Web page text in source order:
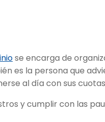
se encarga de
es la persona que
al día con sus
y cumplir con las